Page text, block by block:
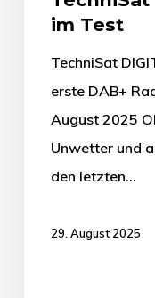
im Test
TechniSat
erste DAB+
August 2025
Unwetter und
den letzten…
29. August 2025